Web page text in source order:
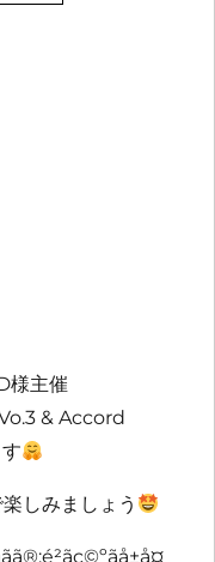
様主催
& Accord
しみましょう